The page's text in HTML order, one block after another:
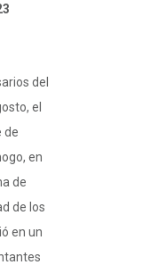
del
el
de
en
de
de los
en un